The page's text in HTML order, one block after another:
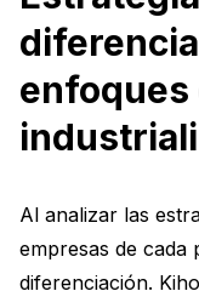
enfoques
Al analizar las
empresas de cada
diferenciación.